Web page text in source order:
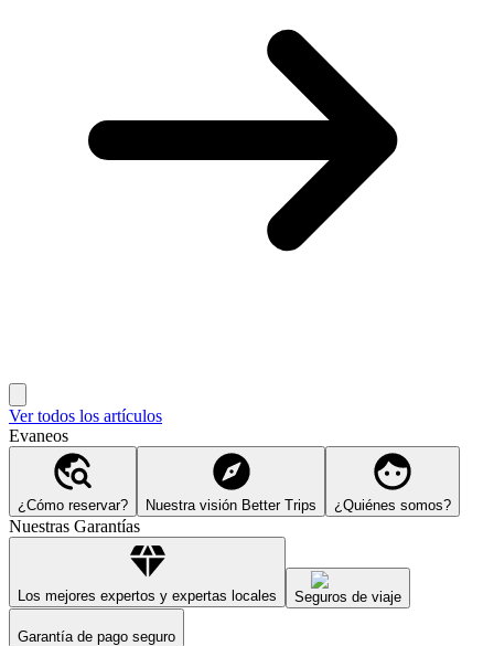
Ver todos los artículos
Evaneos
¿Cómo reservar? Nuestra visión Better Trips ¿Quiénes somos?
Nuestras Garantías
Los mejores expertos y expertas locales Seguros de viaje
Garantía de pago seguro